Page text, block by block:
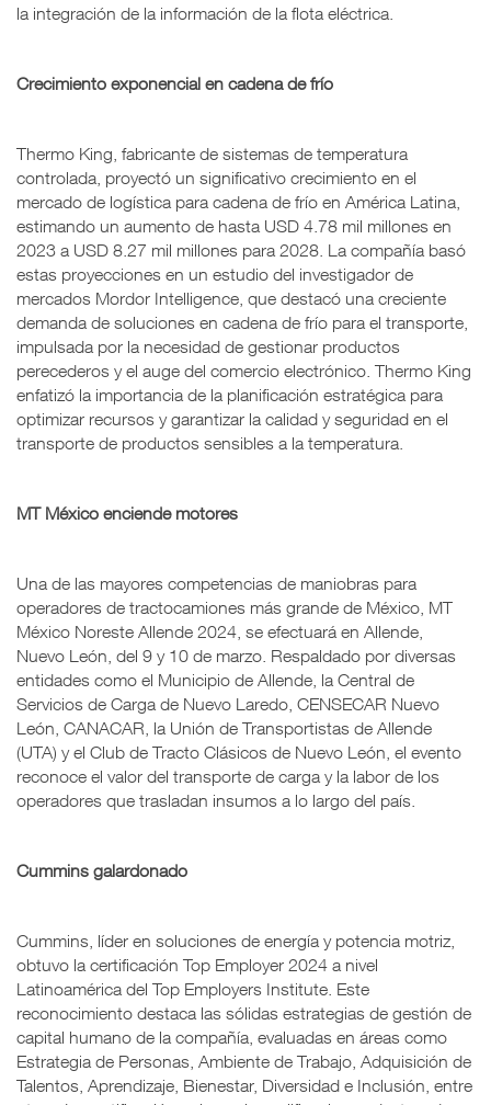
la integración de la información de la flota eléctrica.
Crecimiento exponencial en cadena de frío
Thermo King, fabricante de sistemas de temperatura
controlada, proyectó un significativo crecimiento en el
mercado de logística para cadena de frío en América Latina,
estimando un aumento de hasta USD 4.78 mil millones en
2023 a USD 8.27 mil millones para 2028. La compañía basó
estas proyecciones en un estudio del investigador de
mercados Mordor Intelligence, que destacó una creciente
demanda de soluciones en cadena de frío para el transporte,
impulsada por la necesidad de gestionar productos
perecederos y el auge del comercio electrónico. Thermo King
enfatizó la importancia de la planificación estratégica para
optimizar recursos y garantizar la calidad y seguridad en el
transporte de productos sensibles a la temperatura.
MT México enciende motores
Una de las mayores competencias de maniobras para
operadores de tractocamiones más grande de México, MT
México Noreste Allende 2024, se efectuará en Allende,
Nuevo León, del 9 y 10 de marzo. Respaldado por diversas
entidades como el Municipio de Allende, la Central de
Servicios de Carga de Nuevo Laredo, CENSECAR Nuevo
León, CANACAR, la Unión de Transportistas de Allende
(UTA) y el Club de Tracto Clásicos de Nuevo León, el evento
reconoce el valor del transporte de carga y la labor de los
operadores que trasladan insumos a lo largo del país.
Cummins galardonado
Cummins, líder en soluciones de energía y potencia motriz,
obtuvo la certificación Top Employer 2024 a nivel
Latinoamérica del Top Employers Institute. Este
reconocimiento destaca las sólidas estrategias de gestión de
capital humano de la compañía, evaluadas en áreas como
Estrategia de Personas, Ambiente de Trabajo, Adquisición de
Talentos, Aprendizaje, Bienestar, Diversidad e Inclusión, entre